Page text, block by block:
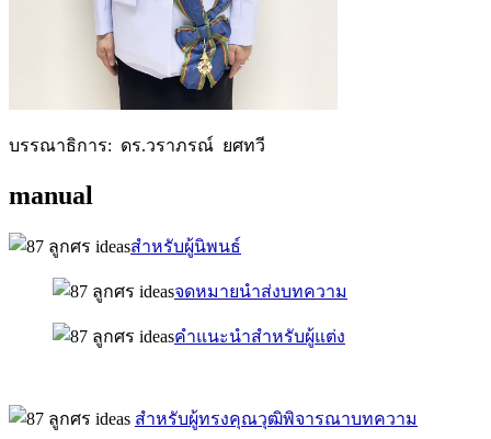
บรรณาธิการ: ดร.วราภรณ์ ยศทวี
manual
สำหรับผู้นิพนธ์
จดหมายนำส่งบทความ
คำแนะนำสำหรับผู้แต่ง
สำหรับผู้ทรงคุณวุฒิพิจารณาบทความ